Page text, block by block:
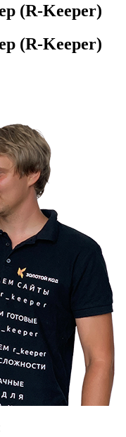
(R-Keeper)
(R-Keeper)